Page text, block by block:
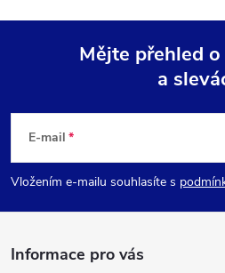
p
a
Mějte přehled
a
E-mail
Vložením e-mailu souhlasíte s
Informace pro vás